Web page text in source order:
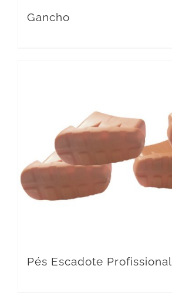
Gancho
Pés Escadote Profissional